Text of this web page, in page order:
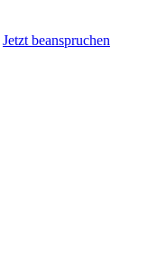
Jetzt beanspruchen